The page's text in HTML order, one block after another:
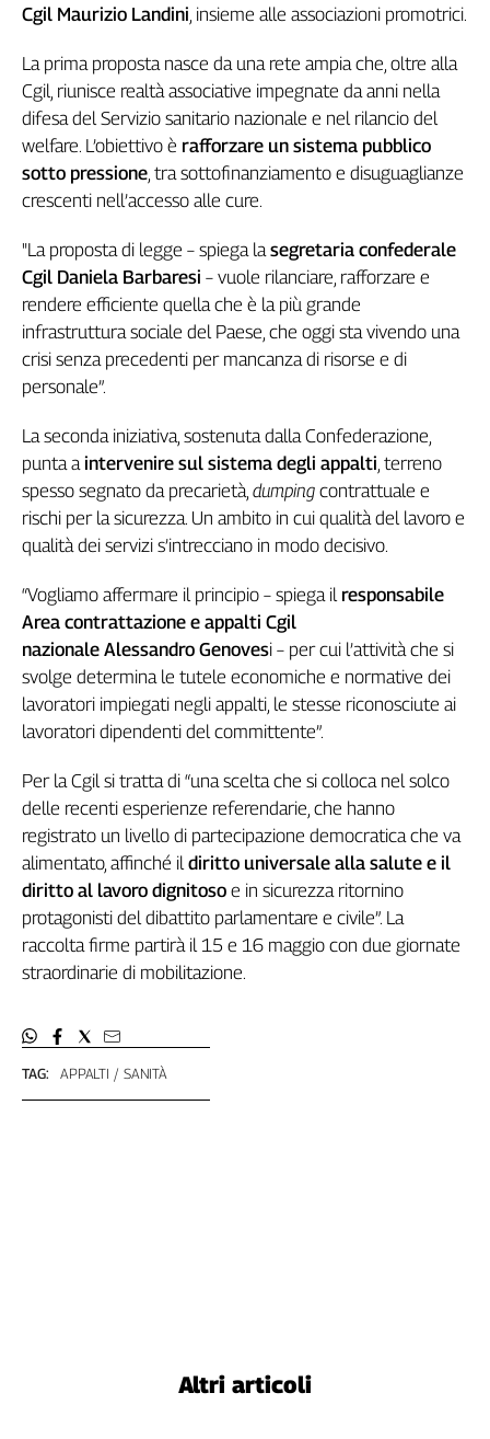
il
della
ragione
120
Cgil
Collettiva
Academy
Collettiva
Play
Rubriche
Collettiva
Talk
La
Collettiva
Girasoli
Il
Sassolino
Linea
Tech
It
Inserti
Idea
InFlai
Le
trasmissioni
tv
Work
in
Progress
L'Italia
Territori
Abruzzo-
TAG: APPALTI SANITÀ
Cgil Maurizio Landini, insieme alle associazioni promotrici.
La prima proposta nasce da una rete ampia che, oltre alla
Cgil, riunisce realtà associative impegnate da anni nella
difesa del Servizio sanitario nazionale e nel rilancio del
welfare. L’obiettivo è rafforzare un sistema pubblico
sotto pressione, tra sottofinanziamento e disuguaglianze
crescenti nell’accesso alle cure.
"La proposta di legge – spiega lasegretaria confederale
Cgil Daniela Barbaresi – vuole rilanciare, rafforzare e
rendere efficiente quella che è la più grande
infrastruttura sociale del Paese, che oggi sta vivendo una
crisi senza precedenti per mancanza di risorse e di
personale”.
La seconda iniziativa, sostenuta dalla Confederazione,
punta aintervenire sul sistema degli appalti, terreno
spesso segnato da precarietà, dumping contrattuale e
rischi per la sicurezza. Un ambito in cui qualità del lavoro e
qualità dei servizi s’intrecciano in modo decisivo.
“Vogliamo affermare il principio – spiega il responsabile
Area contrattazione e appalti Cgil
nazionale Alessandro Genovesi – per cui l’attività che si
svolge determina le tutele economiche e normative dei
lavoratori impiegati negli appalti, le stesse riconosciute ai
lavoratori dipendenti del committente”.
Per la Cgil si tratta di “una scelta che si colloca nel solco
delle recenti esperienze referendarie, che hanno
registrato un livello di partecipazione democratica che va
alimentato, affinché ildiritto universale alla salute e il
diritto al lavoro dignitoso e in sicurezza ritornino
protagonisti del dibattito parlamentare e civile”. La
raccolta firme partirà il 15 e 16 maggio con due giornate
straordinarie di mobilitazione.
Altri articoli